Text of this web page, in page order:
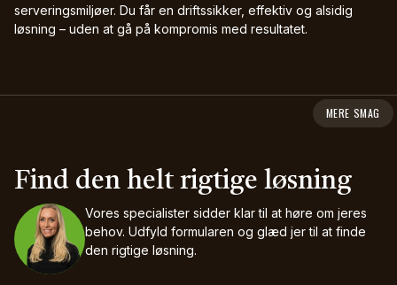
serveringsmiljøer. Du får en driftssikker, effektiv og alsidig
løsning – uden at gå på kompromis med resultatet.
MERE SMAG
Find den helt rigtige løsning
Vores specialister sidder klar til at høre om jeres
behov. Udfyld formularen og glæd jer til at finde
den rigtige løsning.